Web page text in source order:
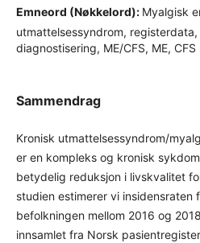
Emneord (Nøkkelord): Myalgisk
utmattelsessyndrom,
diagnostisering, ME/CFS, ME, CFS
Sammendrag
Kronisk utmattelsessyndrom/
er en kompleks og kronisk
betydelig reduksjon i livskvalitet
studien estimerer vi insidensraten
befolkningen mellom 2016 og
innsamlet fra Norsk